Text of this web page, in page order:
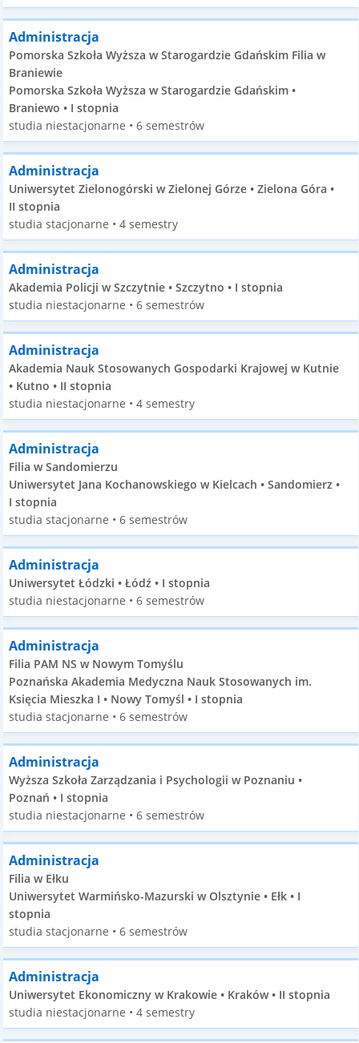
Administracja
Pomorska Szkoła Wyższa w Starogardzie Gdańskim Filia w
Braniewie
Pomorska Szkoła Wyższa w Starogardzie Gdańskim •
Braniewo • I stopnia
studia niestacjonarne • 6 semestrów
Administracja
Uniwersytet Zielonogórski w Zielonej Górze • Zielona Góra •
II stopnia
studia stacjonarne • 4 semestry
Administracja
Akademia Policji w Szczytnie • Szczytno • I stopnia
studia niestacjonarne • 6 semestrów
Administracja
Akademia Nauk Stosowanych Gospodarki Krajowej w Kutnie
• Kutno • II stopnia
studia niestacjonarne • 4 semestry
Administracja
Filia w Sandomierzu
Uniwersytet Jana Kochanowskiego w Kielcach • Sandomierz •
I stopnia
studia stacjonarne • 6 semestrów
Administracja
Uniwersytet Łódzki • Łódź • I stopnia
studia niestacjonarne • 6 semestrów
Administracja
Filia PAM NS w Nowym Tomyślu
Poznańska Akademia Medyczna Nauk Stosowanych im.
Księcia Mieszka I • Nowy Tomyśl • I stopnia
studia stacjonarne • 6 semestrów
Administracja
Wyższa Szkoła Zarządzania i Psychologii w Poznaniu •
Poznań • I stopnia
studia niestacjonarne • 6 semestrów
Administracja
Filia w Ełku
Uniwersytet Warmińsko-Mazurski w Olsztynie • Ełk • I
stopnia
studia stacjonarne • 6 semestrów
Administracja
Uniwersytet Ekonomiczny w Krakowie • Kraków • II stopnia
studia niestacjonarne • 4 semestry